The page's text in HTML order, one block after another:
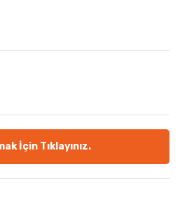
İçin Tıklayınız.